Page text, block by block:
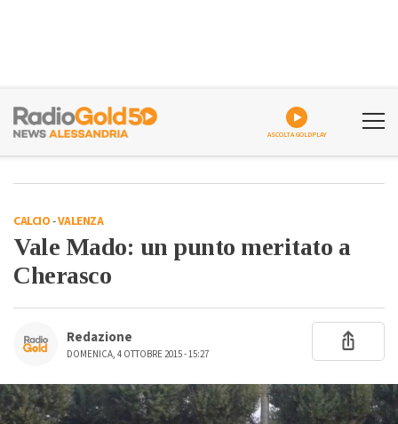
ASCOLTA GOLDPLAY
CALCIO-VALENZA
Vale Mado: un punto meritato a
Cherasco
Redazione
DOMENICA, 4 OTTOBRE 2015 - 15:27